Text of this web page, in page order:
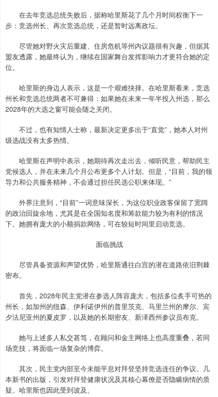
在去年竞选总统失败后，据称哈里斯花了几个月时间权衡下一
步：竞选州长、再次竞选总统，还是暂时远离政坛。
尽管她对野火灾后重建、住房危机等州内议题很有兴趣，但据其
盟友透露，她最终认为，继续在国家舞台发挥影响力才更符合她的定
位。
哈里斯的身边人表示，这是一个艰难抉择。在哈里斯看来，竞选
州长和竞选总统两者不可兼得：如果她在未来一年半投入州选，那么
2028年的大选之窗可能会随之关闭。
不过，也有知情人士称，最新决定更多出于“直觉”，她本人对州
级选战没有太多热情。
哈里斯在声明中表示，她期待再次走出去，倾听民意，帮助民主
党候选人，并在未来几个月公布更多个人计划。但是，“目前，我的领
导力和公共服务精神，不会通过担任民选公职来体现。”
外界注意到，“目前”一词意味深长，为这位职业政客保留了宽阔
的政治回旋余地，尤其是在全国知名度和筹款能力较为有利的情况
下。她拥有庞大的小额捐款网络，可在较短时间里启动竞选。
面临挑战
尽管具备资源和声望优势，哈里斯通往白宫的潜在道路依旧荆棘
密布。
首先，2028年民主党潜在参选人阵容庞大，包括多位炙手可热的
州长，如加州的纽森、伊利诺伊州的普里茨克、马里兰州的摩尔、宾
夕法尼亚州的夏皮罗，以及她的长期密友、新泽西州参议员布克。
她与上述多人私交甚笃，在顾问和金主网络上也高度重叠，若同
场竞技，将面临一场复杂的博弈。
其次，民主党内部至今未能平息对拜登坚持竞选连任的争议。几
本新书的出版，引发对拜登健康状况及其核心幕僚是否隐瞒病情的质
疑。哈里斯也因此受到波及。